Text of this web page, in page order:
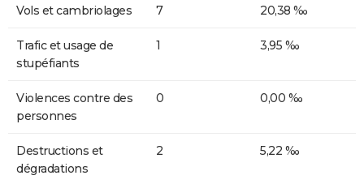
Vols et cambriolages 7 20,38 ‰
Trafic et usage de
stupéfiants
1 3,95 ‰
Violences contre des
personnes
0 0,00 ‰
Destructions et
dégradations
2 5,22 ‰